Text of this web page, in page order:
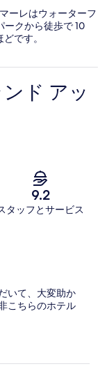
ーレはウォーターフ
ークから徒歩で 10
です。
ド アッ
9.2
タッフとサービス
いて、大変助か
こちらのホテル